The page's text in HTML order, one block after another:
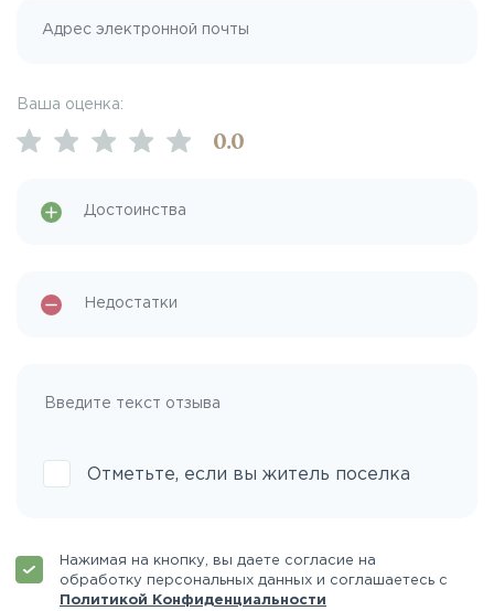
Ваша оценка:
0.0
Отметьте, если вы житель поселка
Нажимая на кнопку, вы даете согласие на
обработку персональных данных и соглашаетесь с
Политикой Конфиденциальности